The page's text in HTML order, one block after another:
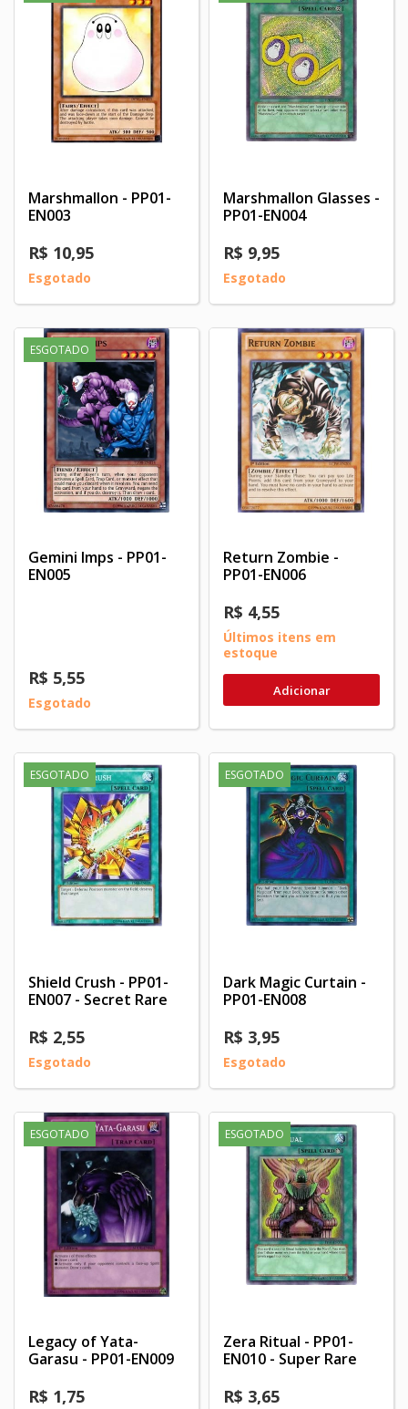
Marshmallon - PP01-
EN003
R$ 10,95
Esgotado
Marshmallon Glasses -
PP01-EN004
R$ 9,95
Esgotado
ESGOTADO
Gemini Imps - PP01-
EN005
R$ 5,55
Esgotado
Return Zombie -
PP01-EN006
R$ 4,55
Últimos itens em
estoque
Adicionar
ESGOTADO
Shield Crush - PP01-
EN007 - Secret Rare
R$ 2,55
Esgotado
ESGOTADO
Dark Magic Curtain -
PP01-EN008
R$ 3,95
Esgotado
ESGOTADO
Legacy of Yata-
Garasu - PP01-EN009
R$ 1,75
ESGOTADO
Zera Ritual - PP01-
EN010 - Super Rare
R$ 3,65